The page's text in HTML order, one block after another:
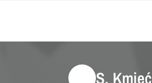
S. Kmieć